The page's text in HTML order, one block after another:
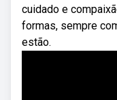
cuidado e
formas, sempre
estão.